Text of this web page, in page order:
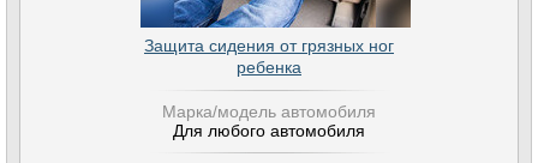
Защита сидения от грязных ног
ребенка
Марка/модель автомобиля
Для любого автомобиля